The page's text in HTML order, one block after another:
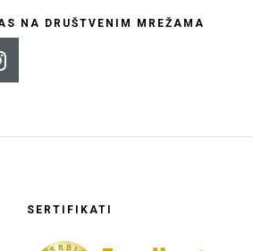
NA DRUŠTVENIM MREŽAMA
SERTIFIKATI